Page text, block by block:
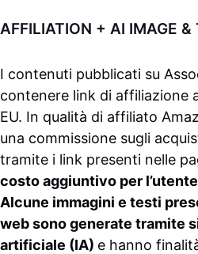
AFFILIATION + AI IMAGE &
I contenuti pubblicati su
contenere link di affiliazione
EU. In qualità di affiliato
una commissione sugli
tramite i link presenti nelle
costo aggiuntivo per l’utente
Alcune immagini e testi
web sono generate tramite
artificiale (IA) e hanno